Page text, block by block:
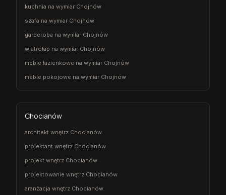
kuchnia na wymiar Chojnów
szafa na wymiar Chojnów
garderoba na wymiar Chojnów
wiatrołap na wymiar Chojnów
meble łazienkowe na wymiar Chojnów
meble pokojowe na wymiar Chojnów
Chocianów
architekt wnętrz Chocianów
projektant wnętrz Chocianów
projekt wnętrz Chocianów
projektowanie wnętrz Chocianów
aranżacja wnętrz Chocianów